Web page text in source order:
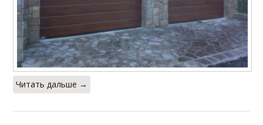
Читать дальше →